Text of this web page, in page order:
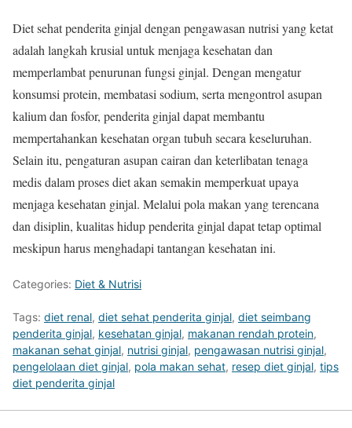
Diet sehat penderita ginjal dengan pengawasan nutrisi yang ketat
adalah langkah krusial untuk menjaga kesehatan dan
memperlambat penurunan fungsi ginjal. Dengan mengatur
konsumsi protein, membatasi sodium, serta mengontrol asupan
kalium dan fosfor, penderita ginjal dapat membantu
mempertahankan kesehatan organ tubuh secara keseluruhan.
Selain itu, pengaturan asupan cairan dan keterlibatan tenaga
medis dalam proses diet akan semakin memperkuat upaya
menjaga kesehatan ginjal. Melalui pola makan yang terencana
dan disiplin, kualitas hidup penderita ginjal dapat tetap optimal
meskipun harus menghadapi tantangan kesehatan ini.
Categories: Diet & Nutrisi
Tags: diet renal, diet sehat penderita ginjal, diet seimbang
penderita ginjal, kesehatan ginjal, makanan rendah protein,
makanan sehat ginjal, nutrisi ginjal, pengawasan nutrisi ginjal,
pengelolaan diet ginjal, pola makan sehat, resep diet ginjal, tips
diet penderita ginjal